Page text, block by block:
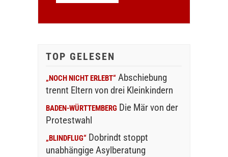
TOP GELESEN
„NOCH NICHT ERLEBT“ Abschiebung
trennt Eltern von drei Kleinkindern
BADEN-WÜRTTEMBERG Die Mär von der
Protestwahl
„BLINDFLUG“ Dobrindt stoppt
unabhängige Asylberatung